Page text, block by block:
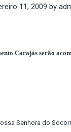
11, 2009 by
Carajás serão
Senhora do